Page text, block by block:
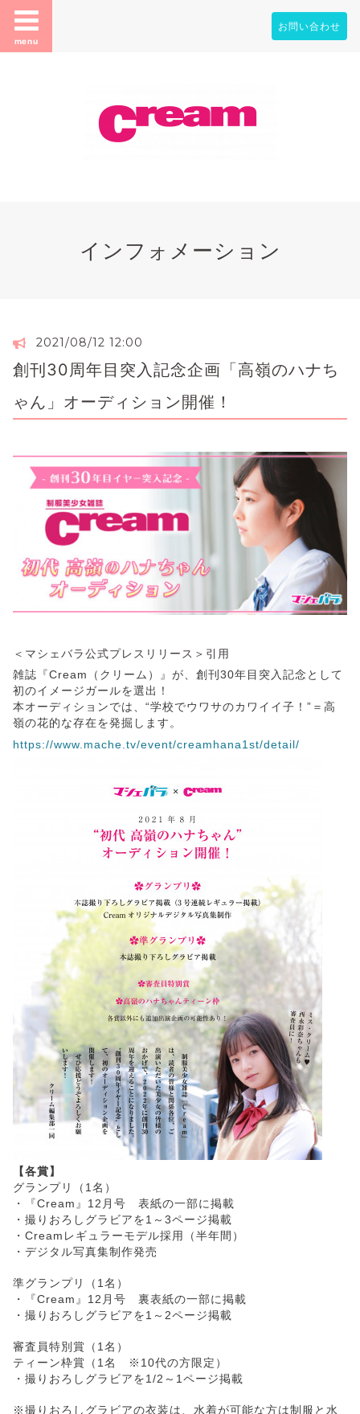
menu
お問い合わせ
インフォメーション
2021/08/12 12:00
創刊30周年目突入記念企画「高嶺のハナち
ゃん」オーディション開催！
＜マシェバラ公式プレスリリース＞引用
雑誌『Cream（クリーム）』が、創刊30年目突入記念として
初のイメージガールを選出！
本オーディションでは、“学校でウワサのカワイイ子！”＝高
嶺の花的な存在を発掘します。
https://www.mache.tv/event/creamhana1st/detail/
【各賞】
グランプリ（1名）
・『Cream』12月号 表紙の一部に掲載
・撮りおろしグラビアを1～3ページ掲載
・Creamレギュラーモデル採用（半年間）
・デジタル写真集制作発売
準グランプリ（1名）
・『Cream』12月号 裏表紙の一部に掲載
・撮りおろしグラビアを1～2ページ掲載
審査員特別賞（1名）
ティーン枠賞（1名 ※10代の方限定）
・撮りおろしグラビアを1/2～1ページ掲載
※撮りおろしグラビアの衣装は、水着が可能な方は制服と水